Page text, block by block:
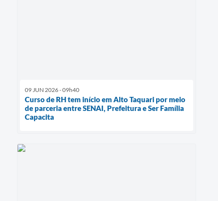
09 JUN 2026 - 09h40
Curso de RH tem início em Alto Taquari por meio
de parceria entre SENAI, Prefeitura e Ser Família
Capacita